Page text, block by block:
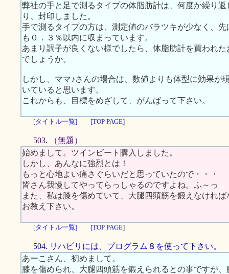
弊社の手と足で測るタイプの体脂肪計は、何度か繰り
り、封印しました。
手で測るタイプの方は、測定値のバラツキが少なく、
も０．３％以内に収まっています。
あまり調子が良くない様でしたら、体脂肪計を買われ
でしょうか。
しかし、ママ♪さんの場合は、数値よりも体型に効果が
いていると思います。
これからも、目標をめざして、がんばって下さい。
[タイトル一覧] [TOP PAGE]
503. （無題）
始めまして。ツインビート購入しました。
しかし、あんなに強烈とは！
もっと心地よい痛さぐらいだと思っていたので・・・
皆さん我慢してやってらっしゃるのですよね。ふ～っ
また、私は膝を傷めていて、大腿四頭筋を鍛えなけれ
お教え下さい。
[タイトル一覧] [TOP PAGE]
504. リハビリには、プログラム８を使って下さい。
あーこさん、初めまして。
膝を傷められ、大腿四頭筋を鍛えられるとの事ですが